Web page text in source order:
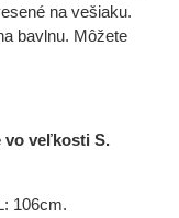
na vešiaku.
bavlnu. Môžete
vo veľkosti S.
106cm.